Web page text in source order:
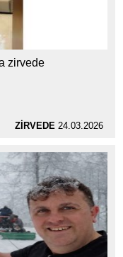
zirvede
ZİRVEDE24.03.2026